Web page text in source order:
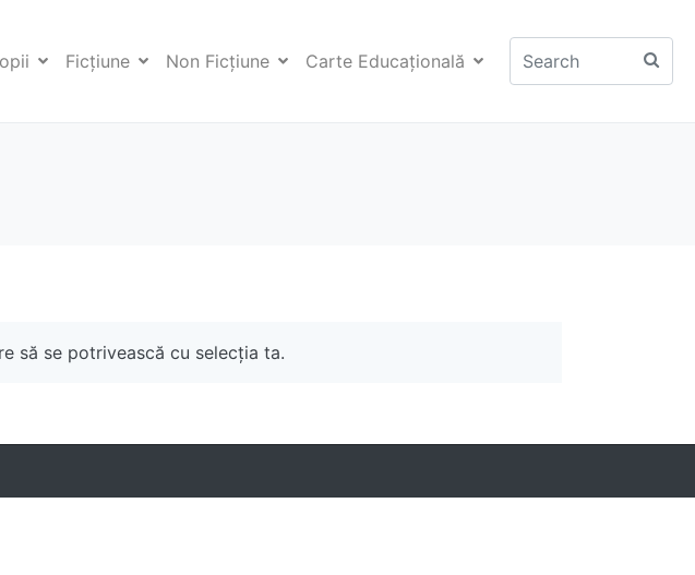
Ficţiune Non Ficţiune Carte Educaţională
să se potrivească cu selecția ta.